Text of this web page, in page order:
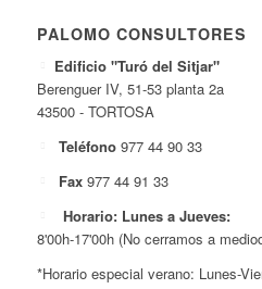
PALOMO CONSULTORES
Edificio "Turó del Sitjar"
Berenguer IV, 51-53 planta 2a
43500 - TORTOSA
Teléfono 977 44 90 33
Fax 977 44 91 33
Horario: Lunes a Jueves:
8'00h-17'00h (No cerramos a
*Horario especial verano: Lunes-